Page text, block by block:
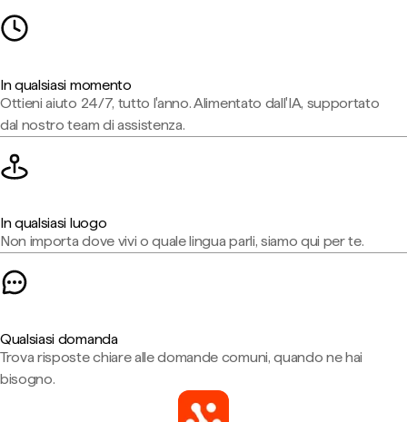
In qualsiasi momento
Ottieni aiuto 24/7, tutto l'anno. Alimentato dall'IA, supportato
dal nostro team di assistenza.
In qualsiasi luogo
Non importa dove vivi o quale lingua parli, siamo qui per te.
Qualsiasi domanda
Trova risposte chiare alle domande comuni, quando ne hai
bisogno.